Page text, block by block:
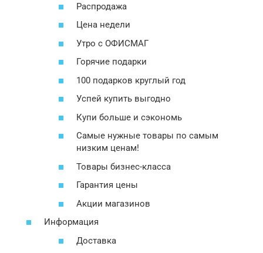
Распродажа
Цена недели
Утро с ОФИСМАГ
Горячие подарки
100 подарков круглый год
Успей купить выгодно
Купи больше и сэкономь
Самые нужные товары по самым
низким ценам!
Товары бизнес-класса
Гарантия цены
Акции магазинов
Информация
Доставка